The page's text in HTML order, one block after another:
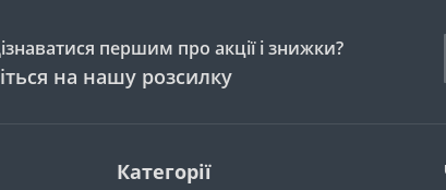
першим про акції і знижки?
на нашу розсилку
Категорії